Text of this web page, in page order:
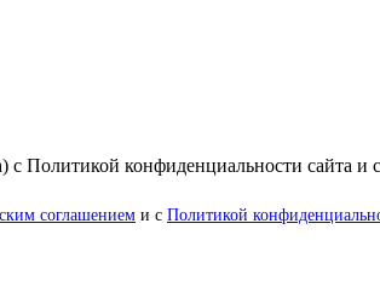
с Политикой конфиденциальности сайта
соглашением и с Политикой